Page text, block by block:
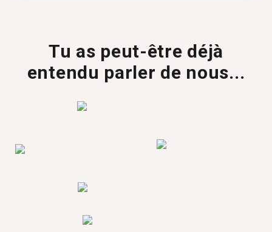
Tu as peut-être déjà
entendu parler de nous...